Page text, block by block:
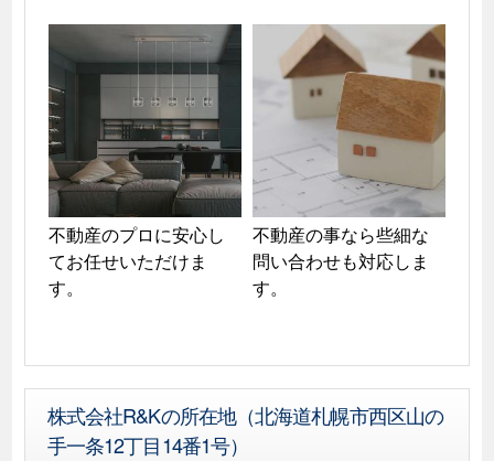
不動産のプロに安心し
てお任せいただけま
す。
不動産の事なら些細な
問い合わせも対応しま
株式会社R&Kの所在地（北海道札幌市西区山の
手一条12丁目14番1号）